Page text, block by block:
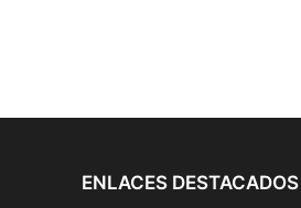
ENLACES DESTACADOS